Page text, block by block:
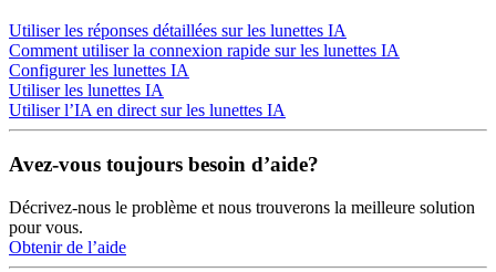
Utiliser les réponses détaillées sur les lunettes IA
Comment utiliser la connexion rapide sur les lunettes IA
Configurer les lunettes IA
Utiliser les lunettes IA
Utiliser l’IA en direct sur les lunettes IA
Avez-vous toujours besoin d’aide?
Décrivez-nous le problème et nous trouverons la meilleure solution
pour vous.
Obtenir de l’aide